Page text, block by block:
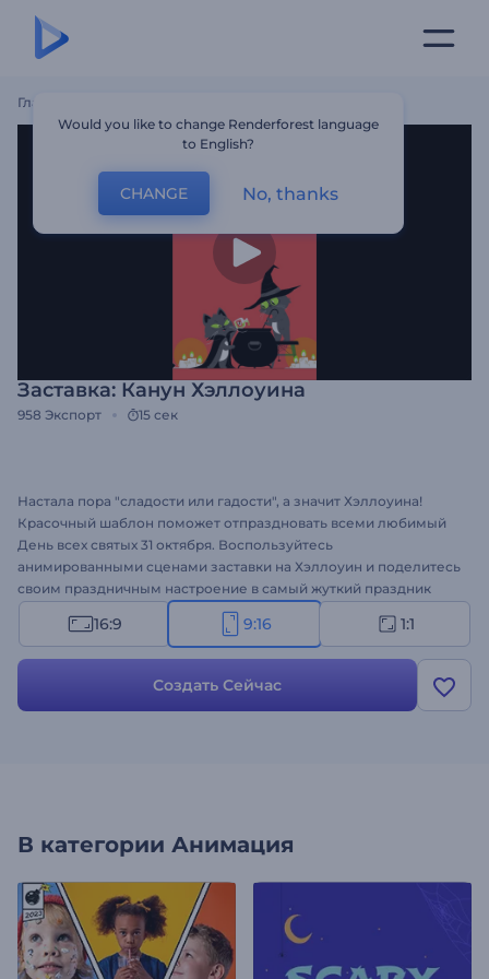
Главная
Заставка: Канун Хэллоуина
958 Экспорт 15 сек
Настала пора "сладости или гадости", а значит Хэллоуина!
Красочный шаблон поможет отпраздновать всеми любимый
День всех святых 31 октября. Воспользуйтесь
анимированными сценами заставки на Хэллоуин и поделитесь
своим праздничным настроение в самый жуткий праздник
года. Введите свой текст, загрузите логотип и подождите пару
минут, чтобы получить профессиональную видеоанимацию.
интро, приглашений на вечеринки, видеоприветствий на
Хэллоуин, заставки для презентации и многих других
16:9 9:16 1:1
Создать Сейчас
В категории Анимация
Would you like to change Renderforest language
to English?
CHANGE No, thanks